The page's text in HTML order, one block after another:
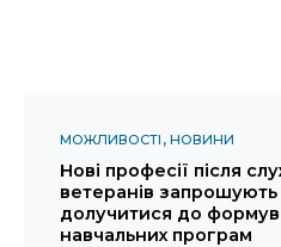
МОЖЛИВОСТІ НОВИНИ
Нові професії після
ветеранів запрошують
долучитися до
навчальних програм